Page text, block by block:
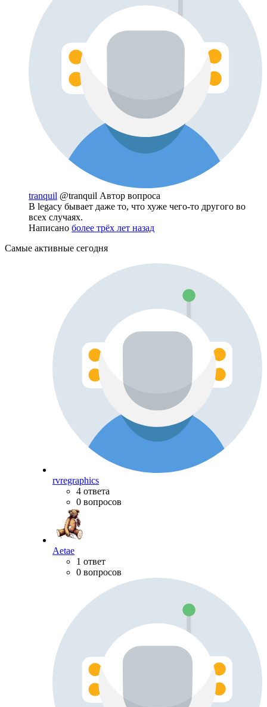
tranquil @tranquil Автор вопроса
В legacy бывает даже то, что хуже чего-то другого во
всех случаях.
Написано более трёх лет назад
Самые активные сегодня
rvregraphics
4 ответа
0 вопросов
Aetae
1 ответ
0 вопросов